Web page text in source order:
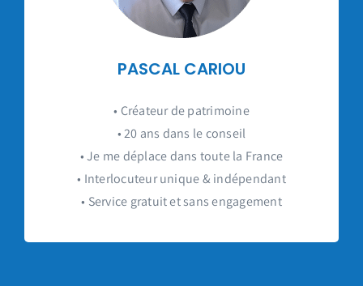
PASCAL CARIOU
• Créateur de patrimoine
• 20 ans dans le conseil
• Je me déplace dans toute la France
• Interlocuteur unique & indépendant
• Service gratuit et sans engagement